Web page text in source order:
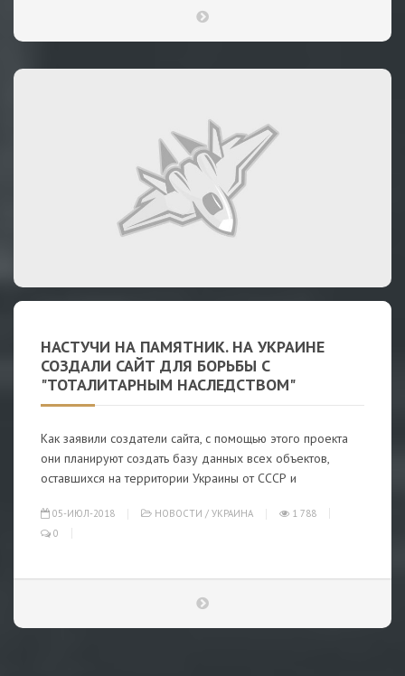
НАСТУЧИ НА ПАМЯТНИК. НА УКРАИНЕ
СОЗДАЛИ САЙТ ДЛЯ БОРЬБЫ С
"ТОТАЛИТАРНЫМ НАСЛЕДСТВОМ"
Как заявили создатели сайта, с помощью этого проекта
они планируют создать базу данных всех объектов,
оставшихся на территории Украины от СССР и
05-ИЮЛ-2018 НОВОСТИ / УКРАИНА
1 788
0